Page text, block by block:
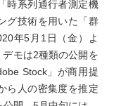
系列通行者測定機
グ技術を用いた「群
年5月1日（金）よ
モは2種類の公開を
Stock」が商用提
ら人の密集度を推定